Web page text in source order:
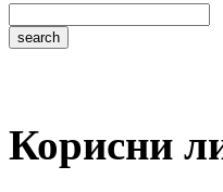
Корисни